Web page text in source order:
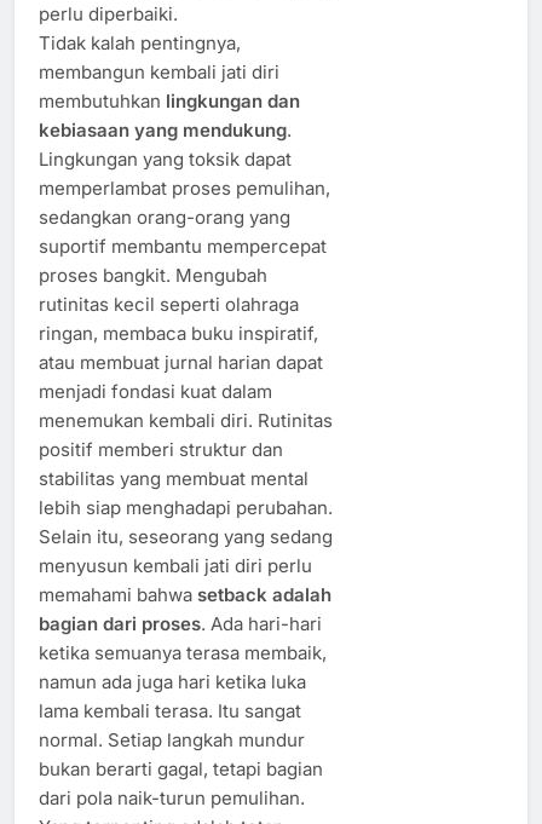
perlu diperbaiki.
Tidak kalah pentingnya,
membangun kembali jati diri
membutuhkan lingkungan dan
kebiasaan yang mendukung.
Lingkungan yang toksik dapat
memperlambat proses pemulihan,
sedangkan orang-orang yang
suportif membantu mempercepat
proses bangkit. Mengubah
rutinitas kecil seperti olahraga
ringan, membaca buku inspiratif,
atau membuat jurnal harian dapat
menjadi fondasi kuat dalam
menemukan kembali diri. Rutinitas
positif memberi struktur dan
stabilitas yang membuat mental
lebih siap menghadapi perubahan.
Selain itu, seseorang yang sedang
menyusun kembali jati diri perlu
memahami bahwa setback adalah
bagian dari proses. Ada hari-hari
ketika semuanya terasa membaik,
namun ada juga hari ketika luka
lama kembali terasa. Itu sangat
normal. Setiap langkah mundur
bukan berarti gagal, tetapi bagian
dari pola naik-turun pemulihan.